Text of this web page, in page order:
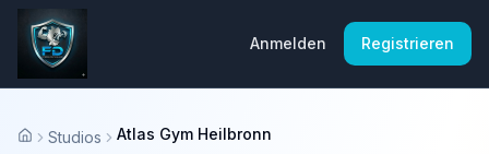
Anmelden Registrieren
Startseite
Studios Atlas Gym Heilbronn